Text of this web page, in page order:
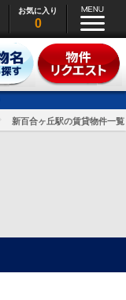
お気に入り
0
新百合ヶ丘駅の賃貸物件一覧